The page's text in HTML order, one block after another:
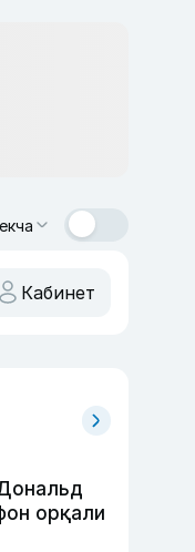
Кабинет
орқали